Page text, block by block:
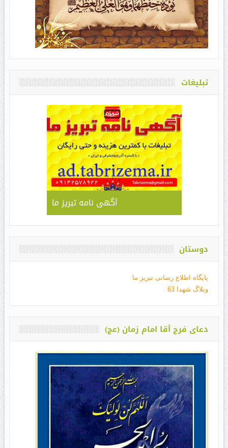
تبلیغات
آگهی نامه تبریز ما
دوستان
پایگاه اطلاع رسانی تبریز ما
وبلاگ شهدا 63
دعای فرج آقا امام زمان (عج)